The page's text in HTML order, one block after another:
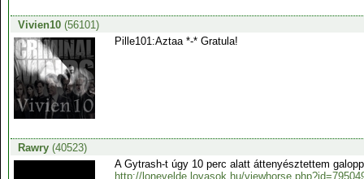
Vivien10(56101)
Pille101:Aztaa *-* Gratula!
Rawry(40523)
A Gytrash-t úgy 10 perc alatt áttenyésztettem
http://lonevelde.lovasok.hu/